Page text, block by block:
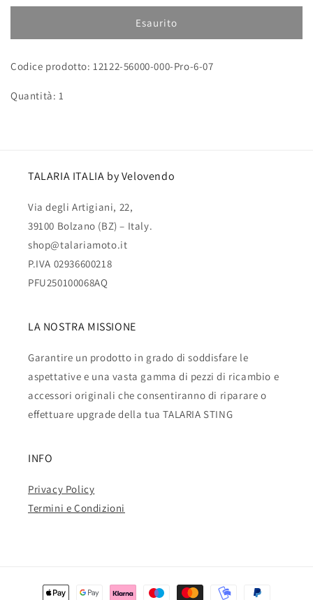
per
in
per
batteria
per
Cuscino
in
per
Esaurito
Codice prodotto: 12122-56000-000-Pro-6-07
Quantità: 1
TALARIA ITALIA by Velovendo
Via degli Artigiani, 22,
39100 Bolzano (BZ) – Italy.
shop@talariamoto.it
P.IVA 02936600218
PFU250100068AQ
LA NOSTRA MISSIONE
Garantire un prodotto in grado di soddisfare le
aspettative e una vasta gamma di pezzi di ricambio e
accessori originali che consentiranno di riparare o
effettuare upgrade della tua TALARIA STING
INFO
Privacy Policy
Termini e Condizioni
Metodi